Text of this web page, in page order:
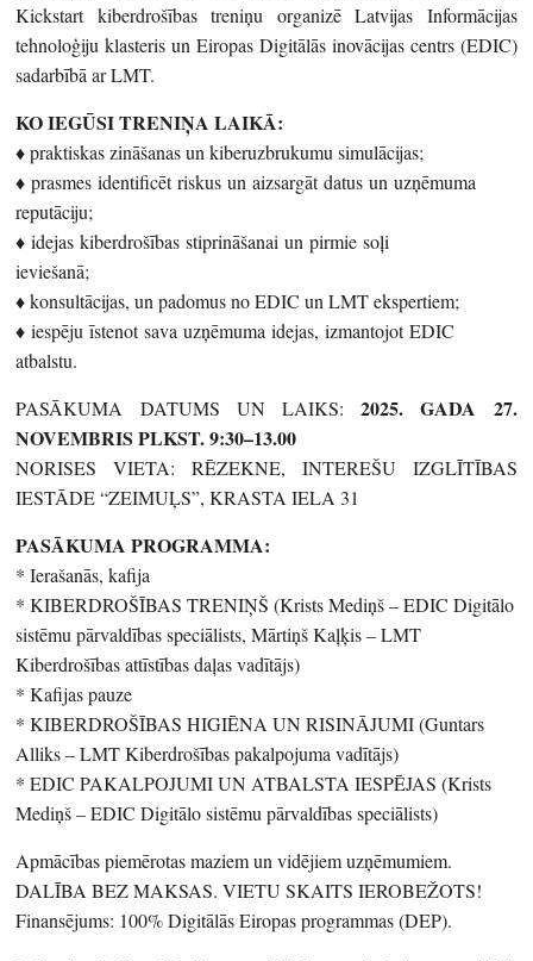
Kickstart kiberdrošības treniņu organizē Latvijas Informācijas
tehnoloģiju klasteris un Eiropas Digitālās inovācijas centrs (EDIC)
sadarbībā ar LMT.
KO IEGŪSI TRENIŅA LAIKĀ:
♦️ praktiskas zināšanas un kiberuzbrukumu simulācijas;
♦️ prasmes identificēt riskus un aizsargāt datus un uzņēmuma
reputāciju;
♦️ idejas kiberdrošības stiprināšanai un pirmie soļi
ieviešanā;
♦️ konsultācijas, un padomus no EDIC un LMT ekspertiem;
♦️ iespēju īstenot sava uzņēmuma idejas, izmantojot EDIC
atbalstu.
PASĀKUMA DATUMS UN LAIKS:2025. GADA 27.
NOVEMBRIS PLKST. 9:30–13.00
NORISES VIETA: RĒZEKNE, INTEREŠU IZGLĪTĪBAS
IESTĀDE “ZEIMUĻS”, KRASTA IELA 31
PASĀKUMA PROGRAMMA:
* Ierašanās, kafija
* KIBERDROŠĪBAS TRENIŅŠ (Krists Mediņš – EDIC Digitālo
sistēmu pārvaldības speciālists, Mārtiņš Kaļķis – LMT
Kiberdrošības attīstības daļas vadītājs)
* Kafijas pauze
* KIBERDROŠĪBAS HIGIĒNA UN RISINĀJUMI (Guntars
Alliks – LMT Kiberdrošības pakalpojuma vadītājs)
* EDIC PAKALPOJUMI UN ATBALSTA IESPĒJAS (Krists
Mediņš – EDIC Digitālo sistēmu pārvaldības speciālists)
Apmācības piemērotas maziem un vidējiem uzņēmumiem.
DALĪBA BEZ MAKSAS. VIETU SKAITS IEROBEŽOTS!
Finansējums: 100% Digitālās Eiropas programmas (DEP).